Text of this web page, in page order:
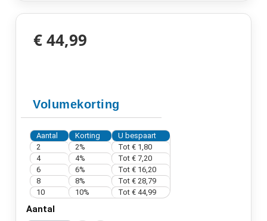
€ 44,99
Volumekorting
Aantal Korting
U bespaart
2
2% Tot € 1,80
4
4% Tot € 7,20
6
6% Tot € 16,20
8
8% Tot € 28,79
10
10% Tot € 44,99
Aantal